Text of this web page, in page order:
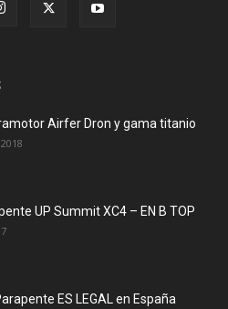
Airfer Dron y gama titanio
UP Summit XC4 – EN B TOP
ES LEGAL en España